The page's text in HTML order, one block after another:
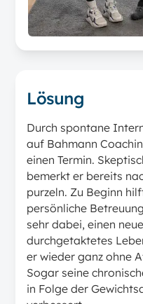
Lösung
Durch spontane
auf Bahmann
einen Termin.
bemerkt er bereits
purzeln. Zu Beginn
persönliche
sehr dabei, einen
durchgetaktetes
er wieder ganz ohne
Sogar seine
in Folge der